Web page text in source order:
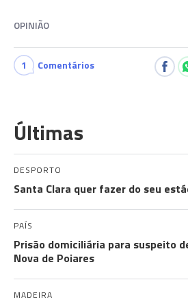
OPINIÃO
1 Comentários
Últimas
DESPORTO
Santa Clara quer fazer do seu
PAÍS
Prisão domiciliária para suspeito
Nova de Poiares
MADEIRA